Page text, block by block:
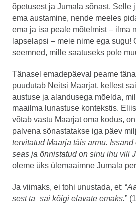
õpetusest ja Jumala sõnast. Selle
ema austamine, nende meeles
ema ja isa peale mõtelmist – ilma
lapselapsi – meie nime ega
seemned, mille saatuseks pole
Tänasel emadepäeval peame
puudutab Neitsi Maarjat, kellest
austuse ja alandusega mõelda,
maailma lunastuse kontekstis.
võtab vastu Maarjat oma kodus,
palvena sõnastatakse iga päev
tervitatud Maarja täis armu.
seas ja õnnistatud on sinu ihu vili
oleme üks ülemaaimne Jumala
Ja viimaks, ei tohi unustada, et: “
sest ta sai kõigi elavate emaks.”